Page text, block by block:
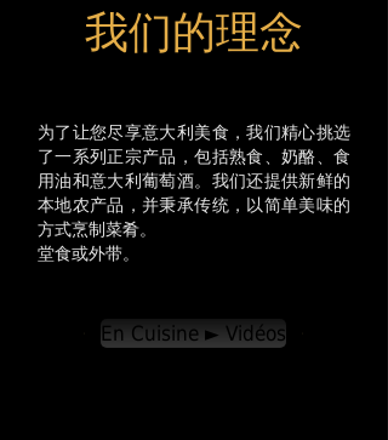
我们的理念
为了让您尽享意大利美食，我们精心挑选
了一系列正宗产品，包括熟食、奶酪、食
用油和意大利葡萄酒。我们还提供新鲜的
本地农产品，并秉承传统，以简单美味的
方式烹制菜肴。
堂食或外带。
En Cuisine ► Vidéos